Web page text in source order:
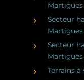
Martigues
Secteur
Martigues
Secteur
Martigues
Terrains